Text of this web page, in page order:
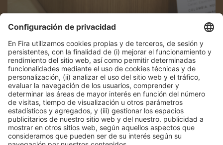
Información generalAviso legalPolítica de privacidadPolítica de cookies